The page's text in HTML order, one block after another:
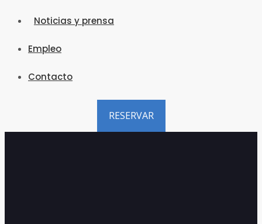
Noticias y prensa
Empleo
Contacto
RESERVAR